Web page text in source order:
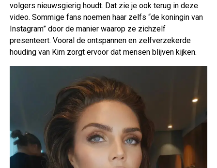
volgers nieuwsgierig houdt. Dat zie je ook terug in deze
video. Sommige fans noemen haar zelfs “de koningin van
Instagram” door de manier waarop ze zichzelf
presenteert. Vooral de ontspannen en zelfverzekerde
houding van Kim zorgt ervoor dat mensen blijven kijken.